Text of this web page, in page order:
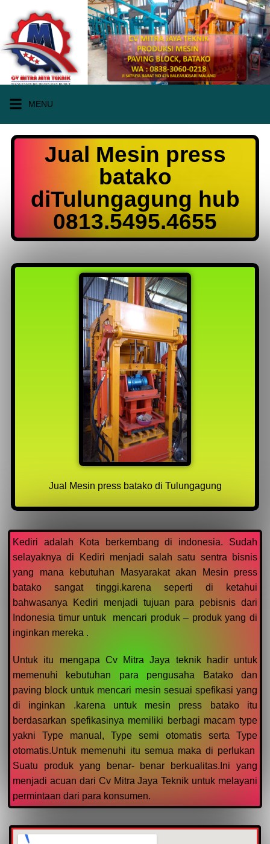
MENU
Jual Mesin press
batako
diTulungagung hub
0813.5495.4655
Jual Mesin press batako di Tulungagung
Kediri adalah Kota berkembang di indonesia. Sudah
selayaknya di Kediri menjadi salah satu sentra bisnis
yang mana kebutuhan Masyarakat akan Mesin press
batako sangat tinggi.karena seperti di ketahui
bahwasanya Kediri menjadi tujuan para pebisnis dari
Indonesia timur untuk mencari produk – produk yang di
inginkan mereka .
Untuk itu mengapa Cv Mitra Jaya teknik hadir untuk
memenuhi kebutuhan para pengusaha Batako dan
paving block untuk mencari mesin sesuai spefikasi yang
di inginkan .karena untuk mesin press batako itu
berdasarkan spefikasinya memiliki berbagi macam type
yakni Type manual, Type semi otomatis serta Type
otomatis.Untuk memenuhi itu semua maka di perlukan
Suatu produk yang benar- benar berkualitas.Ini yang
menjadi acuan dari Cv Mitra Jaya Teknik untuk melayani
permintaan dari para konsumen.